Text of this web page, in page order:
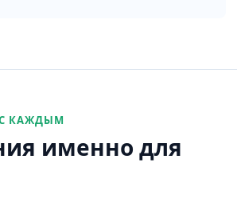
КАЖДЫМ
именно для